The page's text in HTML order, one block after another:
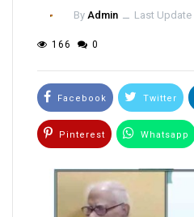
By Admin ــ Last Update
166 0
Facebook Twitter
Pinterest Whatsapp